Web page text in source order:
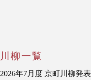
川柳一覧
2026年7月度 京町川柳発表